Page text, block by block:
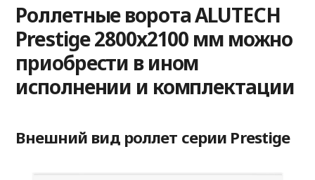
Роллетные ворота ALUTECH
Prestige 2800x2100 мм можно
приобрести в ином
исполнении и комплектации
Внешний вид роллет серии Prestige